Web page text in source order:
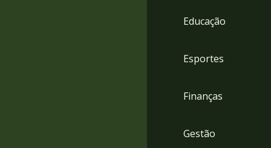
Educação
Esportes
Finanças
Gestão